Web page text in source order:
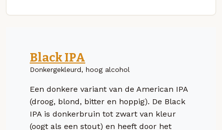
Black IPA
Donkergekleurd, hoog alcohol
Een donkere variant van de American IPA
(droog, blond, bitter en hoppig). De Black
IPA is donkerbruin tot zwart van kleur
(oogt als een stout) en heeft door het